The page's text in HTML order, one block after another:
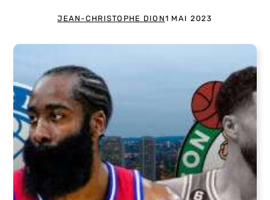
JEAN-CHRISTOPHE DION1 MAI 2023